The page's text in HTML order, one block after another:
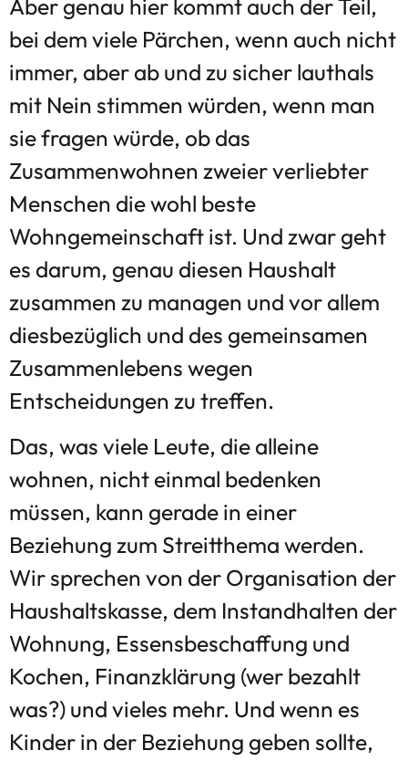
bei dem viele Pärchen, wenn auch nicht
immer, aber ab und zu sicher lauthals
mit Nein stimmen würden, wenn man
sie fragen würde, ob das
Zusammenwohnen zweier verliebter
Menschen die wohl beste
Wohngemeinschaft ist. Und zwar geht
es darum, genau diesen Haushalt
zusammen zu managen und vor allem
diesbezüglich und des gemeinsamen
Zusammenlebens wegen
Entscheidungen zu treffen.
Das, was viele Leute, die alleine
wohnen, nicht einmal bedenken
müssen, kann gerade in einer
Beziehung zum Streitthema werden.
Wir sprechen von der Organisation der
Haushaltskasse, dem Instandhalten der
Wohnung, Essensbeschaffung und
Kochen, Finanzklärung (wer bezahlt
was?) und vieles mehr. Und wenn es
Kinder in der Beziehung geben sollte,